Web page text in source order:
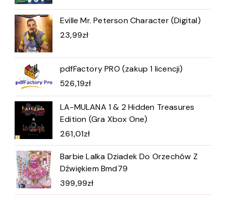
Eville Mr. Peterson Character (Digital)
23,99zł
pdfFactory PRO (zakup 1 licencji)
526,19zł
LA-MULANA 1 & 2 Hidden Treasures
Edition (Gra Xbox One)
261,01zł
Barbie Lalka Dziadek Do Orzechów Z
Dźwiękiem Bmd79
399,99zł